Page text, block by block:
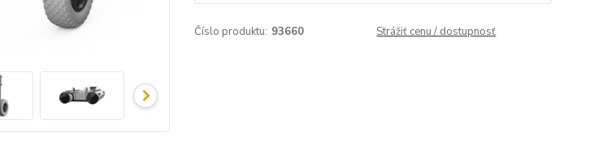
Číslo produktu: 93660 Strážiť cenu / dostupnosť